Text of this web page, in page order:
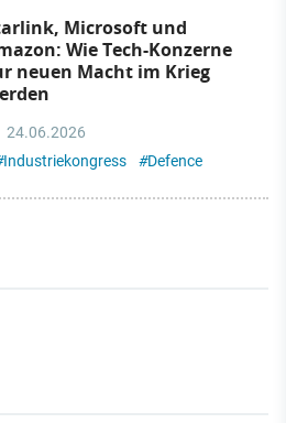
Microsoft und
Wie Tech-Konzerne
neuen Macht im Krieg
24.06.2026
Industriekongress #Defence